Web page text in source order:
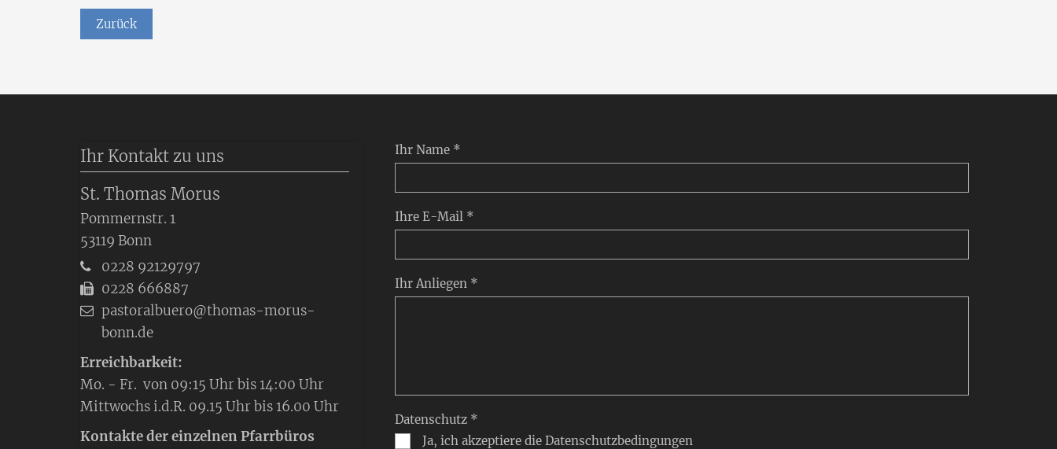
Zurück
Ihr Name *
Ihre E-Mail *
Ihr Anliegen *
Datenschutz *
Ja, ich akzeptiere die Datenschutzbedingungen
Ihr Kontakt zu uns
St. Thomas Morus
Pommernstr. 1
53119 Bonn
0228 92129797
0228 666887
pastoralbuero@thomas-morus-
bonn.de
Erreichbarkeit:
Mo. - Fr. von 09:15 Uhr bis 14:00 Uhr
Mittwochs i.d.R. 09.15 Uhr bis 16.00 Uhr
Kontakte der einzelnen Pfarrbüros